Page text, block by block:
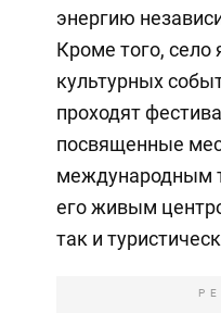
энергию
Кроме того, село
культурных
проходят
посвященные
международным
его живым
так и